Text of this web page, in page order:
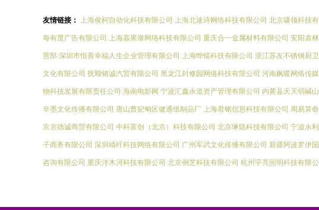
友情链接： 上海俊柯自动化科技有限公司 上海北速诗网络科技有限公司 北京啸领科技
每有度广告有限公司 上海嘉果潋网络科技有限公司 重庆合一金属材料有限公司 安阳袁
营部 深圳市恒善幸福人生企业管理有限公司 上海哗镭科技有限公司 浙江苏友不锈钢厨
文化有限公司 抚顺铭诚汽贸有限公司 黑龙江封修园网络科技有限公司 河南枫暖网络传
物科技发展有限责任公司 海南电影网 宁波汇鑫永道资产管理有限公司 内黄县天天弱碱
辛墨文化传播有限公司 唐山曹妃甸区健通纸制品厂 上海君铭信息科技有限公司 周易算命
京京德诚商贸有限公司 中科富创（北京）科技有限公司 北京琳隐科技有限公司 宁波永
子商务有限公司 深圳靖竏科技网络有限公司 广州军武文化传播有限公司 新疆阿波罗伊
咨询有限公司 重庆洋木河科技有限公司 北京例芝科技有限公司 杭州宇亮照明科技有限公